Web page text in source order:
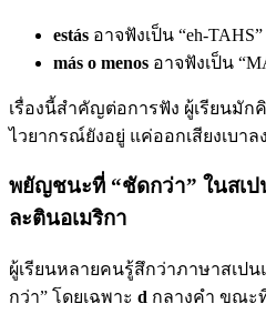
estás อาจฟังเป็น “eh-
más o menos อาจฟังเป็น
เรื่องนี้สำคัญต่อการฟัง ผู้เรียนมัก
ไวยากรณ์ยังอยู่ แค่ออกเสียงเบาลง
พยัญชนะที่ “ชัดกว่า” ในสเ
ละตินอเมริกา
ผู้เรียนหลายคนรู้สึกว่าภาษาสเป
กว่า” โดยเฉพาะ d กลางคำ ขณะ